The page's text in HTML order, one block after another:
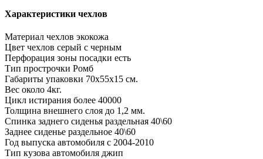
Характеристики чехлов
Материал чехлов экокожа
Цвет чехлов серый с черным
Перфорация зоны посадки есть
Тип прострочки Ромб
Габариты упаковки 70х55х15 см.
Вес около 4кг.
Цикл истирания более 40000
Толщина внешнего слоя до 1,2 мм.
Спинка заднего сиденья раздельная 40\60
Заднее сиденье раздельное 40\60
Год выпуска автомобиля с 2004-2010
Тип кузова автомобиля джип